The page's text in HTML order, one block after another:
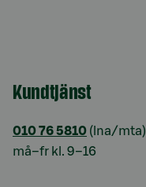
Kundtjänst
010 76 5810 (lna/mta)
må–fr kl. 9–16